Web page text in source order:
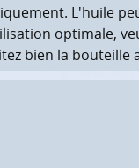
L'huile
optimale,
bien la bouteille